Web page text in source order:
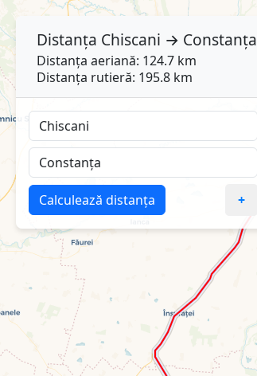
Distanța Chiscani → Constanța
Distanța aeriană: 124.7 km
Distanța rutieră: 195.8 km
Calculează distanța +